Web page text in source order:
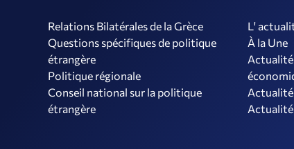
Relations Bilatérales de la Grèce
Questions spécifiques de politique
étrangère
Politique régionale
Conseil national sur la politique
étrangère
L'
À la Une